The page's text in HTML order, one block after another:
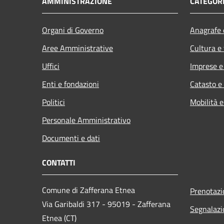
Organi di Governo
Aree Amministrative
Uffici
Enti e fondazioni
Politici
Personale Amministrativo
Documenti e dati
Cultura
Imprese
Catasto
Mobilità
CONTATTI
Comune di Zafferana Etnea
Via Garibaldi 317 - 95019 - Zafferana
Etnea (CT)